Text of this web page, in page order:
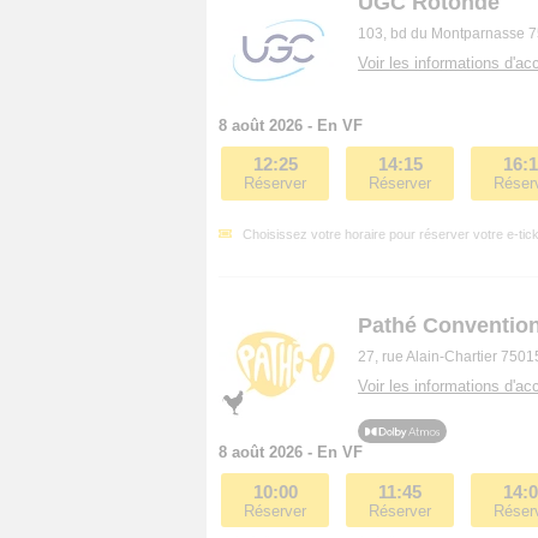
103, bd du Montparnasse
Voir les informations
8 août 2026 - En VF
12:25
Réserver
14:15
Réserver
Choisissez votre horaire pour réserver votre e-
Pathé
27, rue Alain-Chartier
Voir les informations
8 août 2026 - En VF
10:00
Réserver
11:45
Réserver